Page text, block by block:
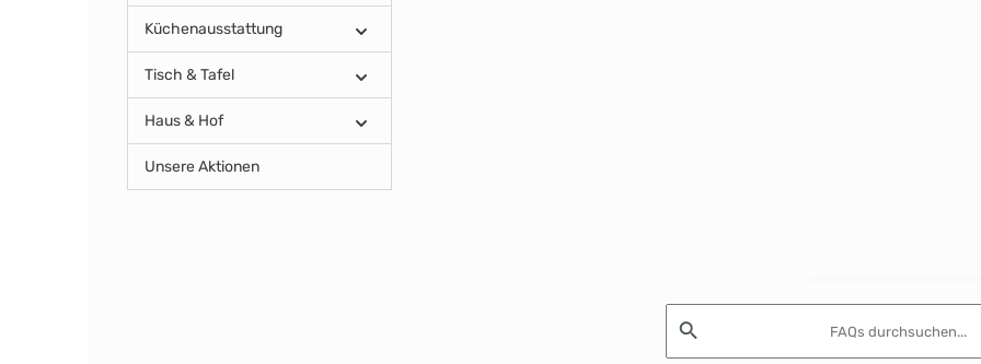
Küchenausstattung
Tisch & Tafel
Haus & Hof
Unsere Aktionen